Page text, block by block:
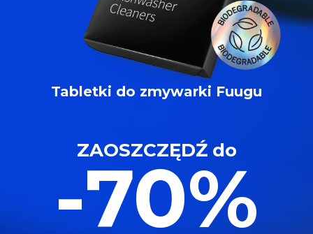
Tabletki do zmywarki Fuugu
ZAOSZCZĘDŹ do
-70%